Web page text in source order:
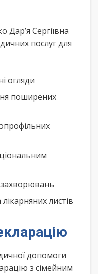
Дар’я Сергіївна
послуг для
огляди
поширених
листів
допомоги
з сімейним